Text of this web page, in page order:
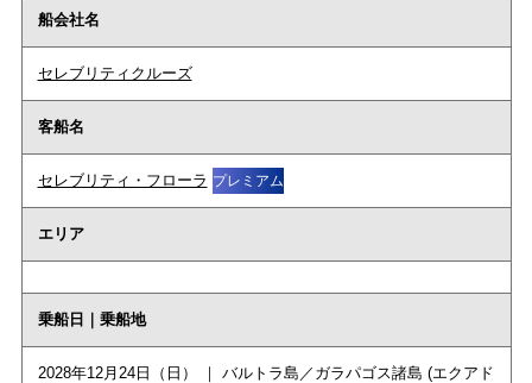
船会社名
セレブリティクルーズ
客船名
セレブリティ・フローラ プレミアム
エリア
乗船日｜乗船地
2028年12月24日（日） ｜ バルトラ島／ガラパゴス諸島 (エクアド